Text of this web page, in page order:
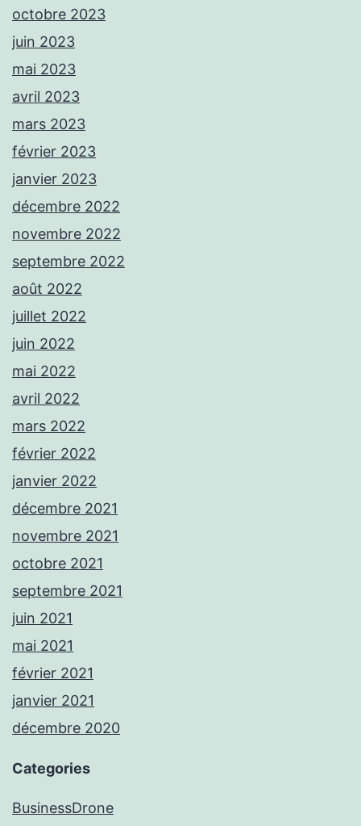
octobre 2023
juin 2023
mai 2023
avril 2023
mars 2023
février 2023
janvier 2023
décembre 2022
novembre 2022
septembre 2022
août 2022
juillet 2022
juin 2022
mai 2022
avril 2022
mars 2022
février 2022
janvier 2022
décembre 2021
novembre 2021
octobre 2021
septembre 2021
juin 2021
mai 2021
février 2021
janvier 2021
décembre 2020
Categories
BusinessDrone